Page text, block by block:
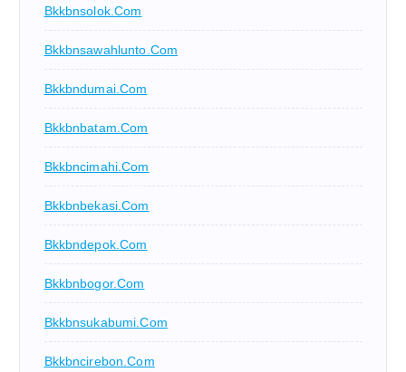
Bkkbnsolok.com
Bkkbnsawahlunto.com
Bkkbndumai.com
Bkkbnbatam.com
Bkkbncimahi.com
Bkkbnbekasi.com
Bkkbndepok.com
Bkkbnbogor.com
Bkkbnsukabumi.com
Bkkbncirebon.com